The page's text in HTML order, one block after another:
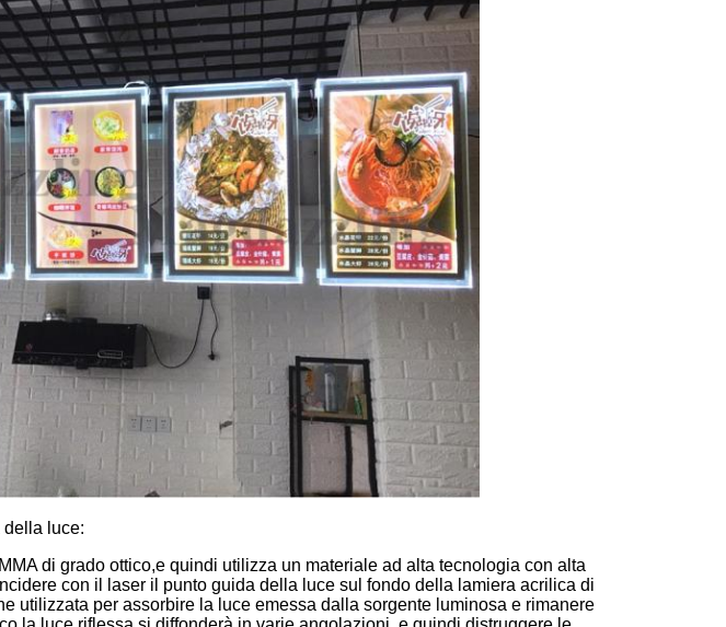
luce:
di grado ottico,e quindi utilizza un materiale ad alta tecnologia con alta
con il laser il punto guida della luce sul fondo della lamiera acrilica di
utilizzata per assorbire la luce emessa dalla sorgente luminosa e rimanere